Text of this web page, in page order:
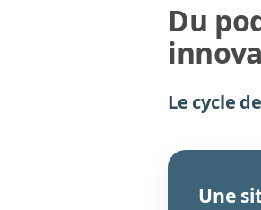
Du
Le cycle
Une